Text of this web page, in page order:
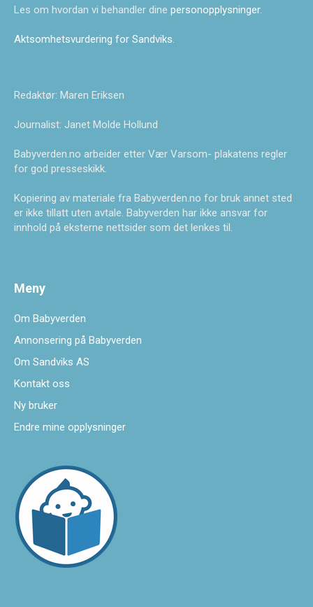
Les om hvordan vi behandler dine personopplysninger.
Aktsomhetsvurdering for Sandviks.
Redaktør: Maren Eriksen
Journalist: Janet Molde Hollund
Babyverden.no arbeider etter Vær Varsom- plakatens regler
for god presseskikk.
Kopiering av materiale fra Babyverden.no for bruk annet sted
er ikke tillatt uten avtale. Babyverden har ikke ansvar for
innhold på eksterne nettsider som det lenkes til.
Meny
Om Babyverden
Annonsering på Babyverden
Om Sandviks AS
Kontakt oss
Ny bruker
Endre mine opplysninger